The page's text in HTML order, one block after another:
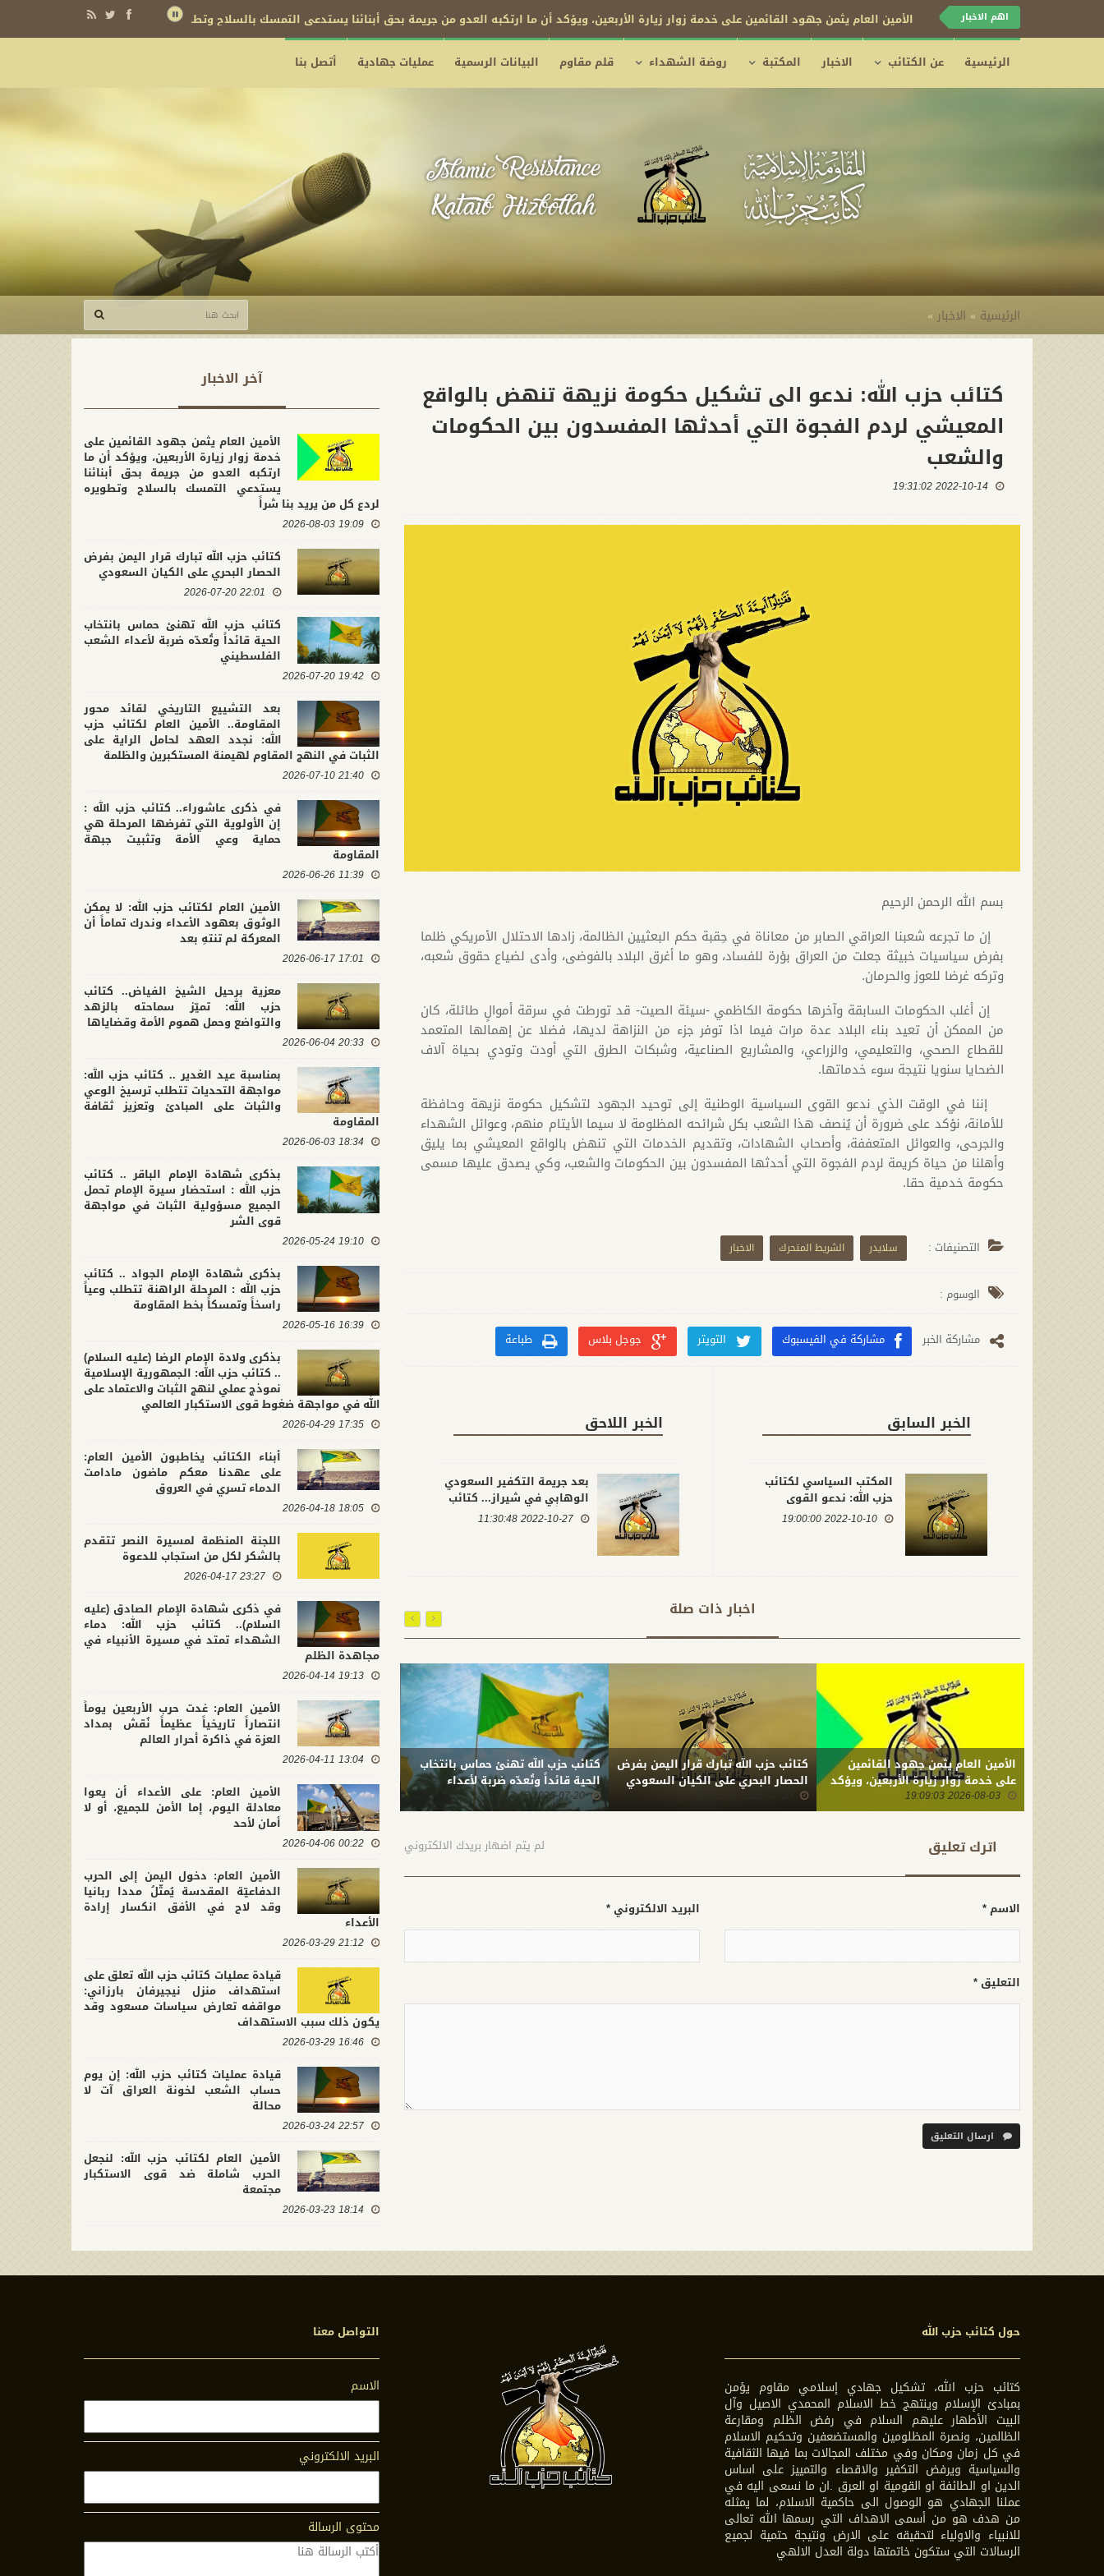
اهم الاخبار الأمين العام يثمن جهود القائمين على خدمة زوار زيارة الأربعين، ويؤكد أن ما ارتكبه العدو من جريمة بحق أبنائنا يستدعي التمسك بالسلاح وتطويره لردع كل من يريد بنا شراً
الرئيسية عن الكتائب الاخبار المكتبة روضة الشهداء قلم مقاوم البيانات الرسمية عمليات جهادية أتصل بنا
الرئيسية » الاخبار »
كتائب حزب الله: ندعو الى تشكيل حكومة نزيهة تنهض بالواقع
المعيشي لردم الفجوة التي أحدثها المفسدون بين الحكومات
والشعب
2022-10-14 19:31:02
بسم الله الرحمن الرحيم
إن ما تجرعه شعبنا العراقي الصابر من معاناة في حِقبة حكم البعثيين الظالمة، زادها الاحتلال الأمريكي ظلما
بفرض سياسيات خبيثة جعلت من العراق بؤرة للفساد، وهو ما أغرق البلاد بالفوضى، وأدى لضياع حقوق شعبه،
وتركه غرضا للعوز والحرمان.
إن أغلب الحكومات السابقة وآخرها حكومة الكاظمي -سيئة الصيت- قد تورطت في سرقة أموالٍ طائلة، كان
من الممكن أن تعيد بناء البلاد عدة مرات فيما اذا توفر جزء من النزاهة لديها، فضلا عن إهمالها المتعمد
للقطاع الصحي، والتعليمي، والزراعي، والمشاريع الصناعية، وشبكات الطرق التي أودت وتودي بحياة آلاف
الضحايا سنويا نتيجة سوء خدماتها.
إننا في الوقت الذي ندعو القوى السياسية الوطنية إلى توحيد الجهود لتشكيل حكومة نزيهة وحافظة
للأمانة، نؤكد على ضرورة أن يُنصف هذا الشعب بكل شرائحه المظلومة لا سيما الأيتام منهم، وعوائل الشهداء
والجرحى، والعوائل المتعففة، وأصحاب الشهادات، وتقديم الخدمات التي تنهض بالواقع المعيشي بما يليق
وأهلنا من حياة كريمة لردم الفجوة التي أحدثها المفسدون بين الحكومات والشعب، وكي يصدق عليها مسمى
حكومة خدمية حقا.
التصنيفات : سلايدر الشريط المتحرك الاخبار
الوسوم :
مشارکة الخبر مشاركة في الفيسبوك التويتر جوجل بلاس طباعة
الخبر السابق
المكتب السياسي لكتائب
حزب الله: ندعو القوى
السياسية الفاعلة لتجاوز
2022-10-10 19:00:00
الخبر اللاحق
بعد جريمة التكفير السعودي
الوهابي في شيراز... كتائب
حزب الله تدعو لاقتلاع قرن
2022-10-27 11:30:48
اخبار ذات صلة
الأمين العام يثمن جهود القائمين
على خدمة زوار زيارة الأربعين، ويؤكد
أن ما ارتكبه العدو من جريمة بحق
أبنائنا يستدعي التمسك بالسلاح
2026-08-03 19:09:03
كتائب حزب الله تبارك قرار اليمن بفرض
الحصار البحري على الكيان السعودي
كتائب حزب الله تهنئ حماس بانتخاب
الحية قائداً وتُعدّه ضربة لأعداء
الشعب الفلسطيني
2026-07-20 19:42:46
بعد التشييع التاريخي لقائد محور
المقاومة.. الأمين العام لكتائب حزب
الله: نجدد العهد لحامل الراية على
الثبات في النهج المقاوم لهيمنة
المستكبرين والظلمة
2026-07-10 21:40:51
إن الأولوية التي تفرضها المرحلة
حماية وعي الأمة وتثبيت جبهة
المقاومة
2026-06-26 11:39:41
اترك تعلیق لم يتم اضهار بريدك الالكتروني
الاسم * البريد الالكتروني *
التعليق *
ارسال التعليق
آخر الاخبار
الأمين العام يثمن جهود القائمين على
خدمة زوار زيارة الأربعين، ويؤكد أن ما
ارتكبه العدو من جريمة بحق أبنائنا
يستدعي التمسك بالسلاح وتطويره
لردع كل من يريد بنا شراً
19:09 2026-08-03
كتائب حزب الله تبارك قرار اليمن بفرض
الحصار البحري على الكيان السعودي
22:01 2026-07-20
كتائب حزب الله تهنئ حماس بانتخاب
الحية قائداً وتُعدّه ضربة لأعداء الشعب
الفلسطيني
19:42 2026-07-20
بعد التشييع التاريخي لقائد محور
المقاومة.. الأمين العام لكتائب حزب
الله: نجدد العهد لحامل الراية على
الثبات في النهج المقاوم لهيمنة المستكبرين والظلمة
21:40 2026-07-10
في ذكرى عاشوراء.. كتائب حزب الله :
إن الأولوية التي تفرضها المرحلة هي
حماية وعي الأمة وتثبيت جبهة
المقاومة
11:39 2026-06-26
الأمين العام لكتائب حزب الله: لا يمكن
الوثوق بعهود الأعداء وندرك تماماً أن
المعركة لم تنتهِ بعد
17:01 2026-06-17
معزية برحيل الشيخ الفياض.. كتائب
حزب الله: تميّز سماحته بالزهد
والتواضع وحمل هموم الأمة وقضاياها
20:33 2026-06-04
بمناسبة عيد الغدير .. كتائب حزب الله:
مواجهة التحديات تتطلب ترسيخ الوعي
والثبات على المبادئ وتعزيز ثقافة
المقاومة
18:34 2026-06-03
بذكرى شهادة الإمام الباقر .. كتائب
حزب الله : استحضار سيرة الإمام تحمل
الجميع مسؤولية الثبات في مواجهة
قوى الشر
19:10 2026-05-24
بذكرى شهادة الإمام الجواد .. كتائب
حزب الله : المرحلة الراهنة تتطلب وعياً
راسخاً وتمسكاً بخط المقاومة
16:39 2026-05-16
بذكرى ولادة الإمام الرضا (عليه السلام)
.. كتائب حزب الله: الجمهورية الإسلامية
نموذج عملي لنهج الثبات والاعتماد على
الله في مواجهة ضغوط قوى الاستكبار العالمي
17:35 2026-04-29
أبناء الكتائب يخاطبون الأمين العام:
على عهدنا معكم ماضون مادامت
الدماء تسري في العروق
18:05 2026-04-18
اللجنة المنظمة لمسيرة النصر تتقدم
بالشكر لكل من استجاب للدعوة
23:27 2026-04-17
في ذكرى شهادة الإمام الصادق (عليه
السلام).. كتائب حزب الله: دماء
الشهداء تمتد في مسيرة الأنبياء في
مجاهدة الظلم
19:13 2026-04-14
الأمين العام: غدت حرب الأربعين يوماً
انتصاراً تاريخياً عظيماً نُقش بمداد
العزة في ذاكرة أحرار العالم
13:04 2026-04-11
الأمين العام: على الأعداء أن يعوا
معادلة اليوم، إما الأمن للجميع، أو لا
أمان لأحد
00:22 2026-04-06
الأمين العام: دخول اليمن إلى الحرب
الدفاعيّة المقدسة يُمثّلُ مددا ربانيا
وقد لاح في الأفق انكسار إرادة
الأعداء
21:12 2026-03-29
قيادة عمليات كتائب حزب الله تعلق على
استهداف منزل نيجيرفان بارزاني:
مواقفه تعارض سياسات مسعود وقد
يكون ذلك سبب الاستهداف
16:46 2026-03-29
قيادة عمليات كتائب حزب الله: إن يوم
حساب الشعب لخونة العراق آت لا
محالة
22:57 2026-03-24
الأمين العام لكتائب حزب الله: لنجعل
الحرب شاملة ضد قوى الاستكبار
مجتمعة
18:14 2026-03-23
حول كتائب حزب الله
كتائب حزب الله، تشكيل جهادي إسلامي مقاوم يؤمن
بمبادئ الإسلام وينتهج خط الاسلام المحمدي الاصيل وآل
البيت الأطهار عليهم السلام في رفض الظلم ومقارعة
الظالمين، ونصرة المظلومين والمستضعفين وتحكيم الاسلام
في كل زمان ومكان وفي مختلف المجالات بما فيها الثقافية
والسياسية ويرفض التكفير والاقصاء والتمييز على اساس
الدين او الطائفة او القومية او العرق .ان ما نسعى اليه في
عملنا الجهادي هو الوصول الى حاكمية الاسلام، لما يمثله
من هدف هو من أسمى الاهداف التي رسمها الله تعالى
للانبياء والاولياء لتحقيقه على الارض ونتيجة حتمية لجميع
الرسالات التي ستكون خاتمتها دولة العدل الالهي
التواصل معنا
الاسم
البريد الالكتروني
محتوى الرسالة